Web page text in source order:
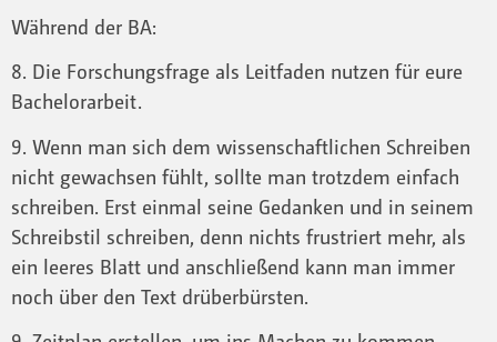
Während der BA:
8. Die Forschungsfrage als Leitfaden nutzen für eure
Bachelorarbeit.
9. Wenn man sich dem wissenschaftlichen Schreiben
nicht gewachsen fühlt, sollte man trotzdem einfach
schreiben. Erst einmal seine Gedanken und in seinem
Schreibstil schreiben, denn nichts frustriert mehr, als
ein leeres Blatt und anschließend kann man immer
noch über den Text drüberbürsten.